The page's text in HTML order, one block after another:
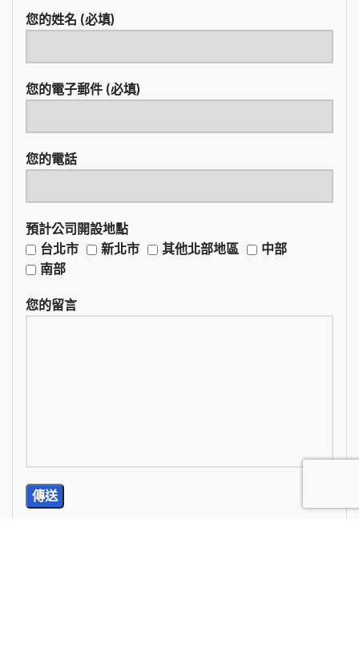
您的姓名 (必填)
您的電子郵件 (必填)
您的電話
預計公司開設地點
台北市
新北市 其他北部地區
中部
南部
您的留言